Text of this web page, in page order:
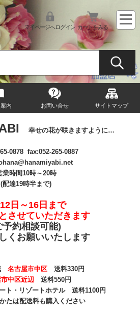
マイページへログイン カートをみる
内 お問い合せ サイトマップ
幸せの花が咲きますように…
0878fax:052-265-0887
業時間10時～20時
(配達19時半まで)
日～16日まで
させていただきます
予約相談可能)
くお願いいたします
名古屋市中区送料330円
中区近辺送料550円
ト・リゾートホテル 送料1100円
たは配送料も購入ください